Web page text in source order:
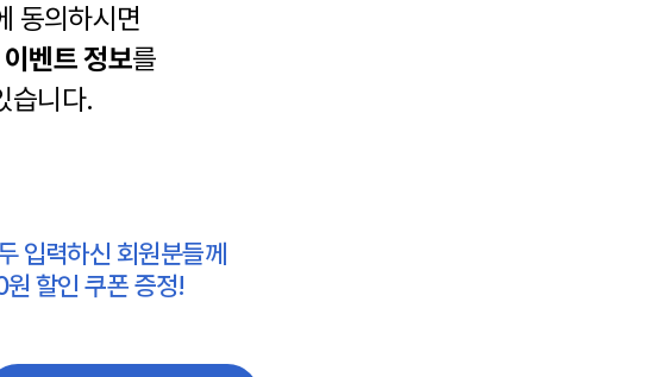
동의하시면
이벤트 정보를
습니다.
입력하신 회원분들께
할인 쿠폰 증정!